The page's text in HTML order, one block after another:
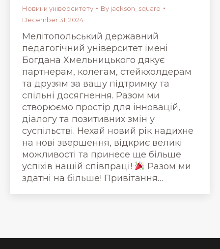
Новини університету By jackson_square
December 31, 2024
Мелітопольський державний
педагогічний університет імені
Богдана Хмельницького дякує
партнерам, колегам, стейкхолдерам
та друзям за вашу підтримку та
спільні досягнення. Разом ми
створюємо простір для інновацій,
діалогу та позитивних змін у
суспільстві. Нехай новий рік надихне
на нові звершення, відкриє великі
можливості та принесе ще більше
успіхів нашій співпраці!
Разом ми
здатні на більше! Привітання…